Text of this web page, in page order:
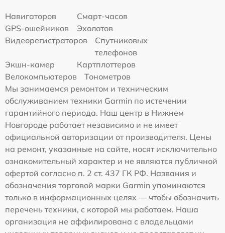
Навигаторов
Смарт-часов
GPS-ошейников
Эхолотов
Видеорегистраторов
Спутниковых
телефонов
Экшн-камер
Картплоттеров
Велокомпьютеров
Тонометров
Мы занимаемся ремонтом и техническим
обслуживанием техники Garmin по истечении
гарантийного периода. Наш центр в Нижнем
Новгороде работает независимо и не имеет
официальной авторизации от производителя. Цены
на ремонт, указанные на сайте, носят исключительно
ознакомительный характер и не являются публичной
офертой согласно п. 2 ст. 437 ГК РФ. Названия и
обозначения торговой марки Garmin упоминаются
только в информационных целях — чтобы обозначить
перечень техники, с которой мы работаем. Наша
организация не аффилирована с владельцами